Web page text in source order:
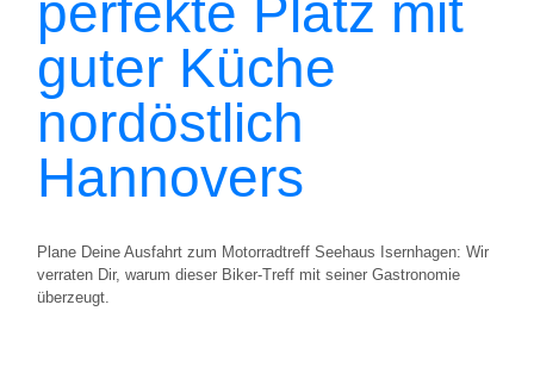
perfekte Platz mit
guter Küche
nordöstlich
Hannovers
Plane Deine Ausfahrt zum Motorradtreff Seehaus Isernhagen: Wir
verraten Dir, warum dieser Biker-Treff mit seiner Gastronomie
überzeugt.